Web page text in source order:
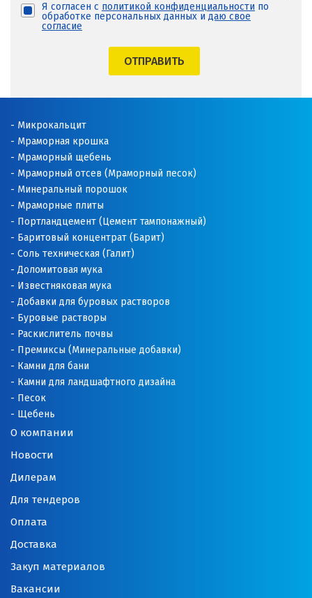
Я согласен с политикой конфиденциальности по
обработке персональных данных и даю свое
согласие
ОТПРАВИТЬ
О компании
Новости
Дилерам
Для тендеров
Оплата
Доставка
Закуп материалов
Вакансии
Микрокальцит
Мраморная крошка
Мраморный щебень
Мраморный отсев (Мраморный песок)
Минеральный порошок
Мраморные плиты
Портландцемент (Цемент тампонажный)
Баритовый концентрат (Барит)
Соль техническая (Галит)
Доломитовая мука
Известняковая мука
Добавки для буровых растворов
Буровые растворы
Раскислитель почвы
Премиксы (Минеральные добавки)
Камни для бани
Камни для ландшафтного дизайна
Песок
Щебень